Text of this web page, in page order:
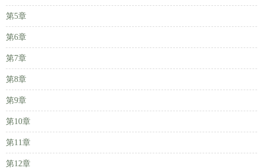
第5章
第6章
第7章
第8章
第9章
第10章
第11章
第12章